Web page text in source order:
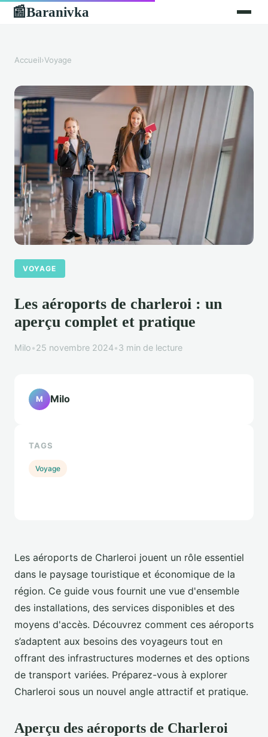
📰Baranivka
Accueil›Voyage
VOYAGE
Les aéroports de charleroi : un
aperçu complet et pratique
Milo•25 novembre 2024•3 min de lecture
Les aéroports de Charleroi jouent un rôle essentiel
dans le paysage touristique et économique de la
région. Ce guide vous fournit une vue d'ensemble
des installations, des services disponibles et des
moyens d'accès. Découvrez comment ces aéroports
s’adaptent aux besoins des voyageurs tout en
offrant des infrastructures modernes et des options
de transport variées. Préparez-vous à explorer
Charleroi sous un nouvel angle attractif et pratique.
Aperçu des aéroports de Charleroi
M Milo
TAGS
Voyage